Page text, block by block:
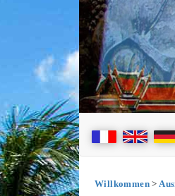
Willkommen>